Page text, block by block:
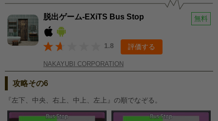
脱出ゲーム-EXiTS Bus Stop 無料
1.8 評価する
NAKAYUBI CORPORATION
攻略その6
『左下、中央、右上、中上、左上』の順でなぞる。